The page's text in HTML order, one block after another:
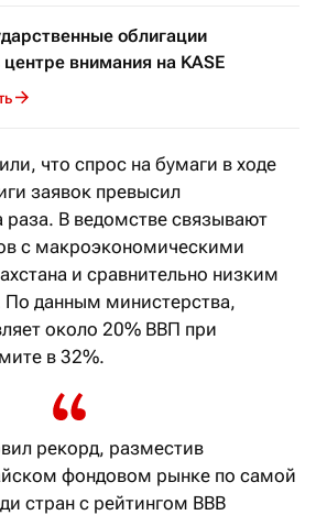
облигации
внимания на KASE
что спрос на бумаги в ходе
заявок превысил
раза. В ведомстве связывают
с макроэкономическими
и сравнительно низким
По данным министерства,
около 20% ВВП при
в 32%.
рекорд, разместив
фондовом рынке по самой
стран с рейтингом BBB